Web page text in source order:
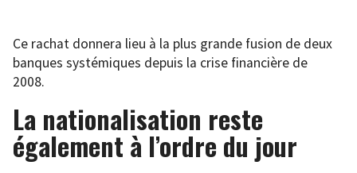
Ce rachat donnera lieu à la plus grande fusion de deux
banques systémiques depuis la crise financière de
2008.
La nationalisation reste
également à l’ordre du jour